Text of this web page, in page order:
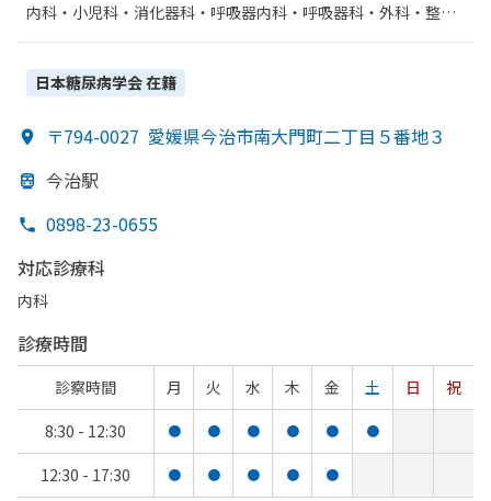
内科・​小児科・​消化器科・​呼吸器内科・​呼吸器科・​外科・​整形
日本糖尿病学会在籍
〒794-0027 愛媛県今治市南大門町二丁目５番地３
今治駅
0898-23-0655
対応診療科
内科
診療時間
診察時間 月 火 水 木 金 土 日
祝
8:30 - 12:30
● ● ● ● ● ●
12:30 - 17:30 ● ● ● ● ●